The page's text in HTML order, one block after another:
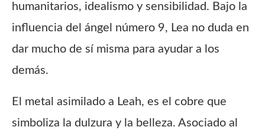
humanitarios, idealismo y sensibilidad. Bajo la
influencia del ángel número 9, Lea no duda en
dar mucho de sí misma para ayudar a los
demás.
El metal asimilado a Leah, es el cobre que
simboliza la dulzura y la belleza. Asociado al